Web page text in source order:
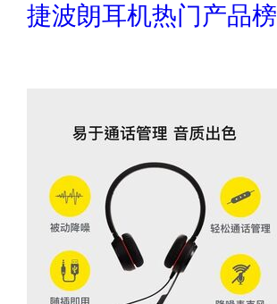
捷波朗耳机热门产品榜